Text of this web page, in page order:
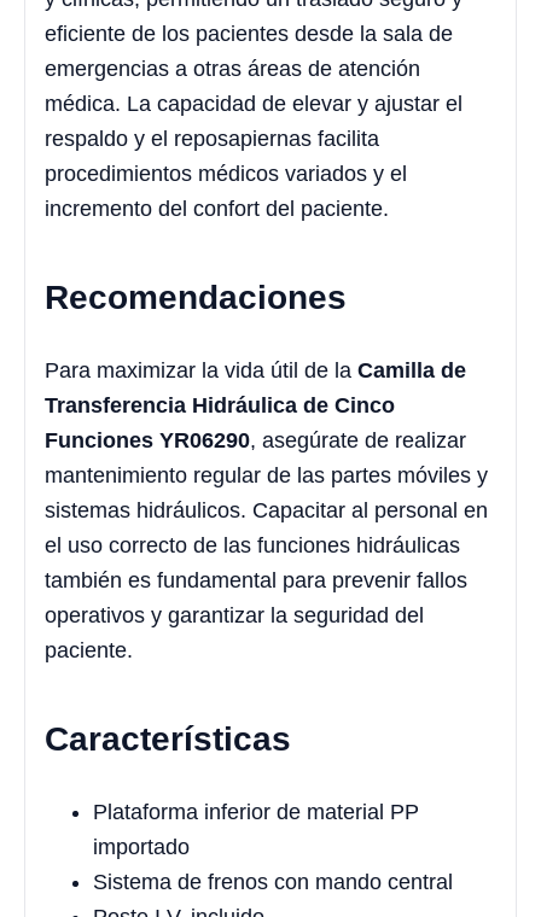
eficiente de los pacientes desde la sala de
emergencias a otras áreas de atención
médica. La capacidad de elevar y ajustar el
respaldo y el reposapiernas facilita
procedimientos médicos variados y el
incremento del confort del paciente.
Recomendaciones
Para maximizar la vida útil de la Camilla de
Transferencia Hidráulica de Cinco
Funciones YR06290, asegúrate de realizar
mantenimiento regular de las partes móviles y
sistemas hidráulicos. Capacitar al personal en
el uso correcto de las funciones hidráulicas
también es fundamental para prevenir fallos
operativos y garantizar la seguridad del
paciente.
Características
Plataforma inferior de material PP
importado
Sistema de frenos con mando central